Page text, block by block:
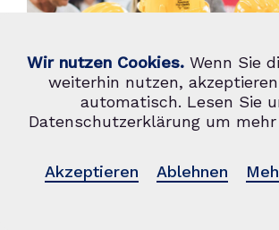
Wir nutzen Cookies. Wenn Sie
weiterhin nutzen,
automatisch. Lesen Sie
Datenschutzerklärung um
Akzeptieren Ablehnen